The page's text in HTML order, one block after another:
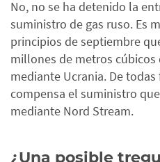
No, no se ha detenido la
suministro de gas ruso. Es
principios de septiembre
millones de metros cúbicos
mediante Ucrania. De
compensa el suministro
mediante Nord Stream.
¿Una posible